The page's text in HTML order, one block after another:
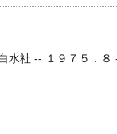
水社 -- １９７５．８